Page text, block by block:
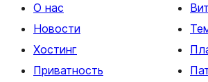
О нас
Новости
Хостинг
Приватность